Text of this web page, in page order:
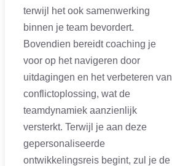
terwijl het ook samenwerking
binnen je team bevordert.
Bovendien bereidt coaching je
voor op het navigeren door
uitdagingen en het verbeteren van
conflictoplossing, wat de
teamdynamiek aanzienlijk
versterkt. Terwijl je aan deze
gepersonaliseerde
ontwikkelingsreis begint, zul je de